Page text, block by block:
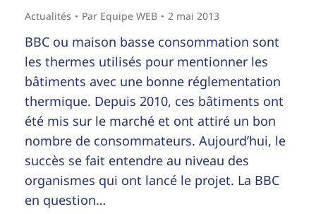
Actualités Par Equipe WEB 2 mai 2013
BBC ou maison basse consommation sont
les thermes utilisés pour mentionner les
bâtiments avec une bonne réglementation
thermique. Depuis 2010, ces bâtiments ont
été mis sur le marché et ont attiré un bon
nombre de consommateurs. Aujourd’hui, le
succès se fait entendre au niveau des
organismes qui ont lancé le projet. La BBC
en question…